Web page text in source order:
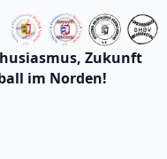
Zukunft
im Norden!